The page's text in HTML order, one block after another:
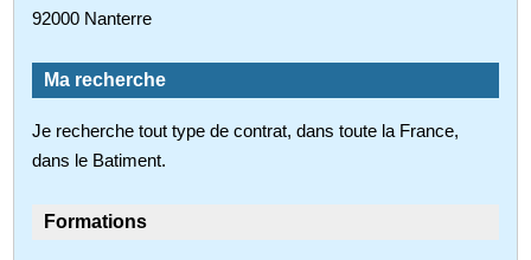
92000 Nanterre
Ma recherche
Je recherche tout type de contrat, dans toute la France,
dans le Batiment.
Formations